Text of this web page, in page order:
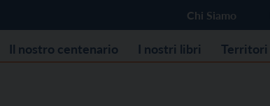
Chi Siamo
Il nostro centenario I nostri libri Territori